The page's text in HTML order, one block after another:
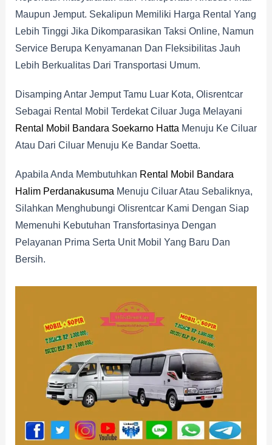
Maupun Jemput. Sekalipun Memiliki Harga Rental Yang
Lebih Tinggi Jika Dikomparasikan Taksi Online, Namun
Service Berupa Kenyamanan Dan Fleksibilitas Jauh
Lebih Berkualitas Dari Transportasi Umum.
Disamping Antar Jemput Tamu Luar Kota, Olisrentcar
Sebagai Rental Mobil Terdekat Ciluar Juga Melayani
Rental Mobil Bandara Soekarno Hatta Menuju Ke Ciluar
Atau Dari Ciluar Menuju Ke Bandar Soetta.
Apabila Anda Membutuhkan Rental Mobil Bandara
Halim Perdanakusuma Menuju Ciluar Atau Sebaliknya,
Silahkan Menghubungi Olisrentcar Kami Dengan Siap
Memenuhi Kebutuhan Transfortasinya Dengan
Pelayanan Prima Serta Unit Mobil Yang Baru Dan
Bersih.